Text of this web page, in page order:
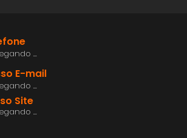
...
E-mail
...
...
Site